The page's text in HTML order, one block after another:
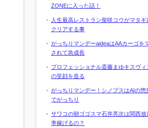
ZONEに入った話！
人生最高レストラン柴咲コウがマタギ
クリアする事
がっちりマンデーaideaはAAカーゴを
されて急成長
プロフェッショナル斎藤まゆキスヴィ
の笑顔を造る
がっちりマンデー！シノプスはAIの惣
でがっちり
サワコの朝ゴゴスマ石井亮次は関西放
率稼げるの？